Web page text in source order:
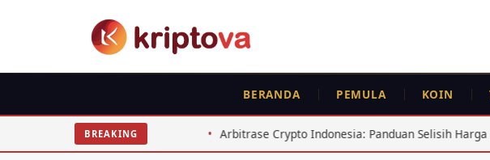
BERANDA PEMULA KOIN
BREAKING
Arbitrase Crypto Indonesia: Panduan Selisih Harga BTC ETH
Polkadot (DOT)